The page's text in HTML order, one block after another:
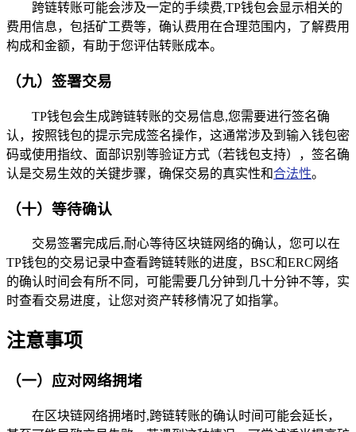
跨链转账可能会涉及一定的手续费,TP钱包会显示相关的
费用信息，包括矿工费等，确认费用在合理范围内，了解费用
构成和金额，有助于您评估转账成本。
（九）签署交易
TP钱包会生成跨链转账的交易信息,您需要进行签名确
认，按照钱包的提示完成签名操作，这通常涉及到输入钱包密
码或使用指纹、面部识别等验证方式（若钱包支持），签名确
认是交易生效的关键步骤，确保交易的真实性和合法性。
（十）等待确认
交易签署完成后,耐心等待区块链网络的确认，您可以在
TP钱包的交易记录中查看跨链转账的进度，BSC和ERC网络
的确认时间会有所不同，可能需要几分钟到几十分钟不等，实
时查看交易进度，让您对资产转移情况了如指掌。
注意事项
（一）应对网络拥堵
在区块链网络拥堵时,跨链转账的确认时间可能会延长，